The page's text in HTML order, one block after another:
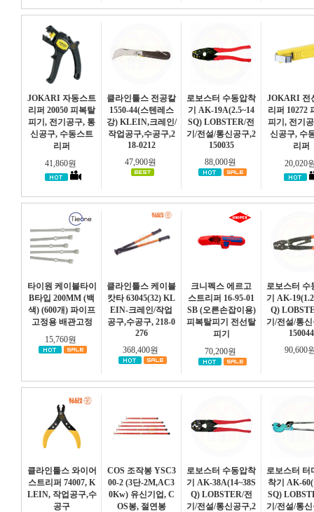
JOKARI 자동스트
리퍼 20050 피복탈
피기, 전기공구, 통
신공구, 수동스트
리퍼
41,860원
클라인툴스 전공칼
1550-44(스텐레스
강) KLEIN,크레인/
작업공구,수공구,2
18-0212
47,900원
로보스터 수동압착
기 AK-19A(2.5~14
SQ) LOBSTER/전
기/전설/통신공구,2
150035
88,000원
JOKARI 전
리퍼 10272
피기, 전기
신공구, 수
리퍼
20,020
타이원 케이블타이
B타입 200MM (백
색) (600개) 파이프
고정용 배관고정
15,760원
클라인툴스 케이블
캇타 63045(32) KL
EIN-크레인/작업
공구,수공구, 218-0
276
368,400원
크니펙스 에르고
스트리퍼 16-95-01
SB (오른손잡이용)
피복탈피기 전선탈
피기
70,200원
로보스터 수
기 AK-
Q)
기/전설/통
150044
90,600
클라인툴스 와이어
스트리퍼 74007, K
LEIN, 작업공구,수
공구
COS 조작봉 YSC3
00-2 (3단-2M,AC3
0Kw) 유신기업, C
OS봉, 절연봉
로보스터 수동압착
기 AK-38A(14~38S
Q) LOBSTER/전
기/전설/통신공구,2
로보스터 터
착기 AK-
SQ)
기/전설/통